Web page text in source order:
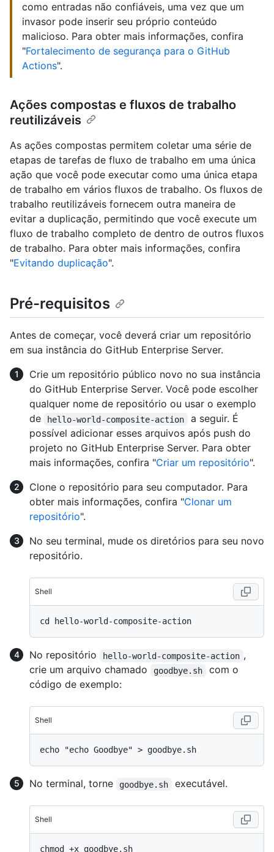
como entradas não confiáveis, uma vez que um
invasor pode inserir seu próprio conteúdo
malicioso. Para obter mais informações, confira
"Fortalecimento de segurança para o GitHub
Actions".
Ações compostas e fluxos de trabalho
reutilizáveis
As ações compostas permitem coletar uma série de
etapas de tarefas de fluxo de trabalho em uma única
ação que você pode executar como uma única etapa
de trabalho em vários fluxos de trabalho. Os fluxos de
trabalho reutilizáveis fornecem outra maneira de
evitar a duplicação, permitindo que você execute um
fluxo de trabalho completo de dentro de outros fluxos
de trabalho. Para obter mais informações, confira
"Evitando duplicação".
Pré-requisitos
Antes de começar, você deverá criar um repositório
em sua instância do GitHub Enterprise Server.
Crie um repositório público novo no sua instância
do GitHub Enterprise Server. Você pode escolher
qualquer nome de repositório ou usar o exemplo
de
hello-world-composite-action
a seguir. É
possível adicionar esses arquivos após push do
projeto no GitHub Enterprise Server. Para obter
mais informações, confira "Criar um repositório".
Clone o repositório para seu computador. Para
obter mais informações, confira "Clonar um
repositório".
No seu terminal, mude os diretórios para seu novo
repositório.
Shell
No repositório hello-world-composite-action ,
crie um arquivo chamado
goodbye.sh
com o
código de exemplo:
Shell
No terminal, torne goodbye.sh executável.
Shell